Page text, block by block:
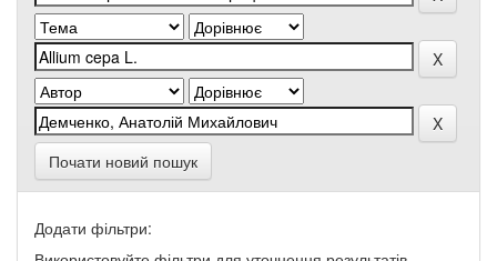
Почати новий пошук
Додати фільтри: